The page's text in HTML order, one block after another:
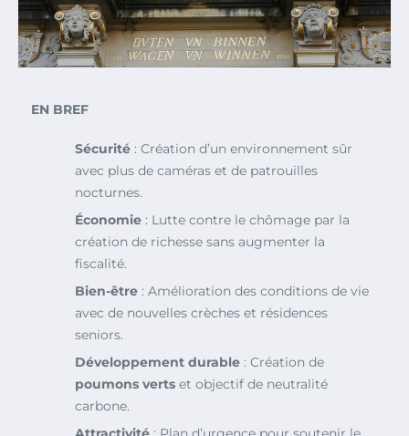
EN BREF
Sécurité : Création d’un environnement sûr
avec plus de caméras et de patrouilles
nocturnes.
Économie : Lutte contre le chômage par la
création de richesse sans augmenter la
fiscalité.
Bien-être : Amélioration des conditions de vie
avec de nouvelles crèches et résidences
seniors.
Développement durable : Création de
poumons verts et objectif de neutralité
carbone.